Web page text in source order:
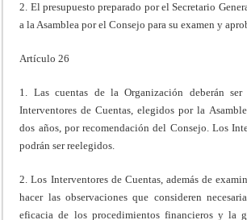
2. El presupuesto preparado por el Secretario
a la Asamblea por el Consejo para su examen y
Artículo 26
1. Las cuentas de la Organización deberán ser
Interventores de Cuentas, elegidos por la
dos años, por recomendación del Consejo. Los
podrán ser reelegidos.
2. Los Interventores de Cuentas, además de
hacer las observaciones que consideren
eficacia de los procedimientos financieros y la